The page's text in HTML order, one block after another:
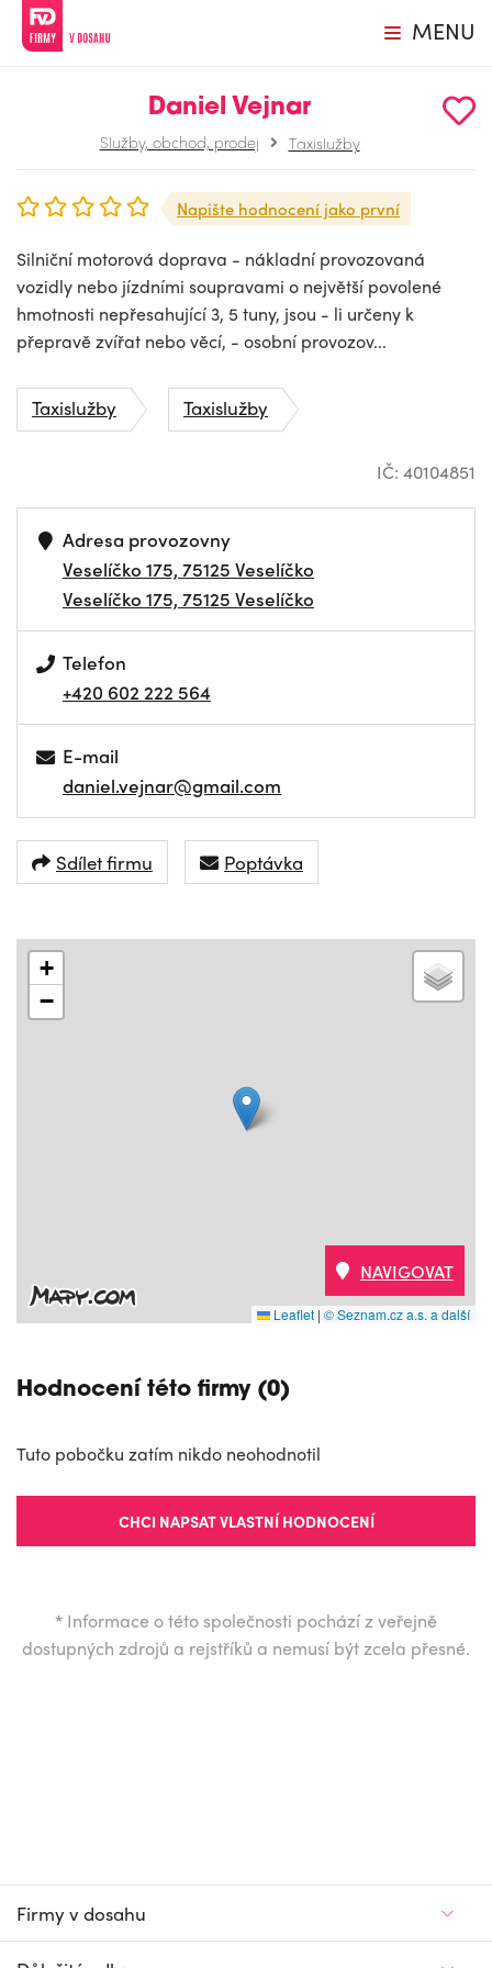
MENU
Daniel Vejnar
Služby, obchod, prodej Taxislužby
Napište hodnocení jako první
Silniční motorová doprava - nákladní provozovaná
vozidly nebo jízdními soupravami o největší povolené
hmotnosti nepřesahující 3, 5 tuny, jsou - li určeny k
přepravě zvířat nebo věcí, - osobní provozov...
Taxislužby Taxislužby
IČ: 40104851
Adresa provozovny
Veselíčko 175, 75125 Veselíčko
Veselíčko 175, 75125 Veselíčko
Telefon
+420 602 222 564
E-mail
daniel.vejnar@gmail.com
Sdílet firmu Poptávka
+
−
Leaflet | © Seznam.cz a.s. a další
NAVIGOVAT
Hodnocení této firmy (0)
Tuto pobočku zatím nikdo neohodnotil
CHCI NAPSAT VLASTNÍ HODNOCENÍ
* Informace o této společnosti pochází z veřejně
dostupných zdrojů a rejstříků a nemusí být zcela přesné.
Firmy v dosahu